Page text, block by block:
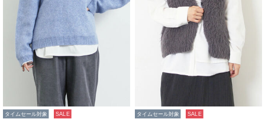
タイムセール対象 SALE タイムセール対象 SALE